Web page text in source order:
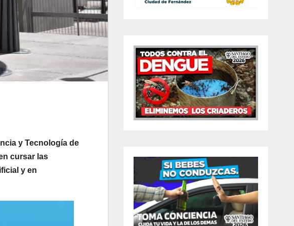
y Tecnología de
cursar las
y en